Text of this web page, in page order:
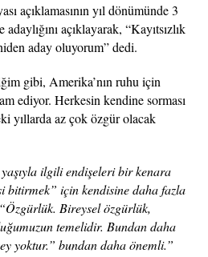
açıklamasının yıl dönümünde 3
açıklayarak, “Kayıtsızlık
aday oluyorum” dedi.
gibi, Amerika’nın ruhu için
ediyor. Herkesin kendine sorması
yıllarda az çok özgür olacak
ilgili endişeleri bir kenara
bitirmek” için kendisine daha fazla
Bireysel özgürlük,
temelidir. Bundan daha
yoktur.” bundan daha önemli.”